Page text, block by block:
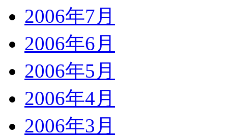
2006年7月
2006年6月
2006年5月
2006年4月
2006年3月